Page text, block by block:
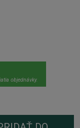
objednávky.